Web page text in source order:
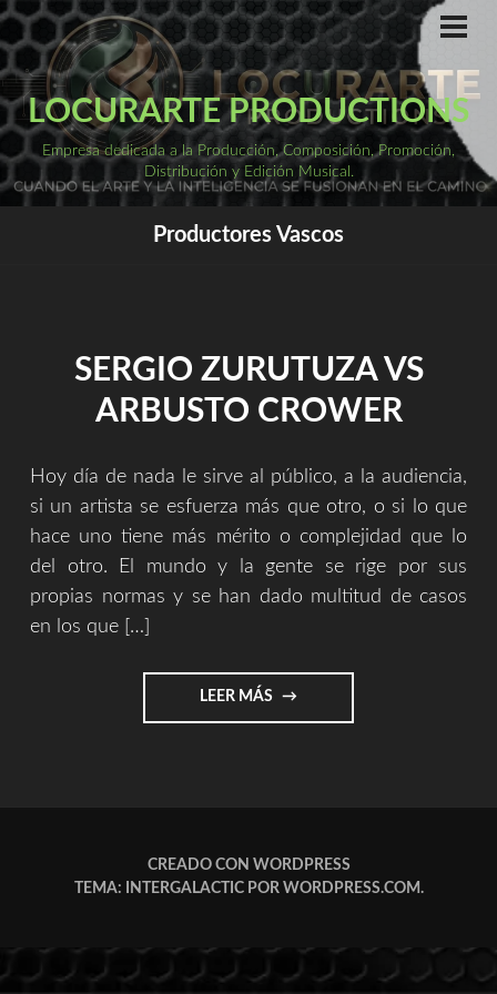
Saltar
al
contenido
LOCURARTE PRODUCTIONS
Empresa dedicada a la Producción, Composición, Promoción,
Distribución y Edición Musical.
Productores Vascos
SERGIO ZURUTUZA VS
ARBUSTO CROWER
Hoy día de nada le sirve al público, a la audiencia,
si un artista se esfuerza más que otro, o si lo que
hace uno tiene más mérito o complejidad que lo
del otro. El mundo y la gente se rige por sus
propias normas y se han dado multitud de casos
en los que […]
LEER MÁS "SERGIO
ZURUTUZA
CREADO CON WORDPRESS
TEMA: INTERGALACTIC POR WORDPRESS.COM.